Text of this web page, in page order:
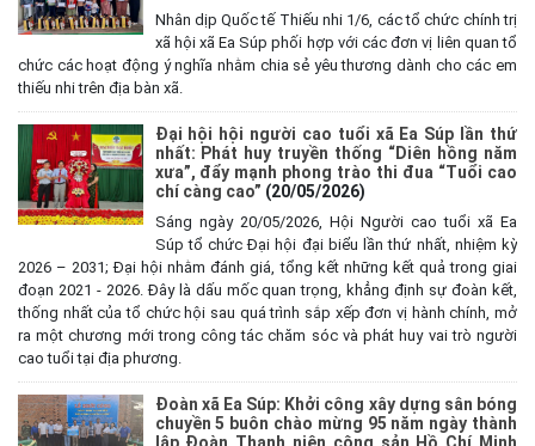
Nhân dịp Quốc tế Thiếu nhi 1/6, các tổ chức chính trị
xã hội xã Ea Súp phối hợp với các đơn vị liên quan tổ
chức các hoạt động ý nghĩa nhằm chia sẻ yêu thương dành cho các em
thiếu nhi trên địa bàn xã.
Đại hội hội người cao tuổi xã Ea Súp lần thứ
nhất: Phát huy truyền thống “Diên hồng năm
xưa”, đẩy mạnh phong trào thi đua “Tuổi cao
chí càng cao” (20/05/2026)
Sáng ngày 20/05/2026, Hội Người cao tuổi xã Ea
Súp tổ chức Đại hội đại biểu lần thứ nhất, nhiệm kỳ
2026 – 2031; Đại hội nhằm đánh giá, tổng kết những kết quả trong giai
đoạn 2021 - 2026. Đây là dấu mốc quan trọng, khẳng định sự đoàn kết,
thống nhất của tổ chức hội sau quá trình sắp xếp đơn vị hành chính, mở
ra một chương mới trong công tác chăm sóc và phát huy vai trò người
cao tuổi tại địa phương.
Đoàn xã Ea Súp: Khởi công xây dựng sân bóng
chuyền 5 buôn chào mừng 95 năm ngày thành
lập Đoàn Thanh niên cộng sản Hồ Chí Minh
Kế hoạch Tổ chức lấy mẫu hài cốt liệt sĩ đối với các mộ chưa